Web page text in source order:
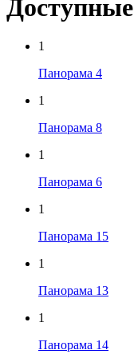
Доступные
1
Панорама 4
1
Панорама 8
1
Панорама 6
1
Панорама 15
1
Панорама 13
1
Панорама 14